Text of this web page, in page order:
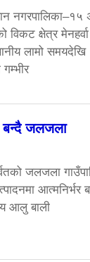
नगरपालिका–१५
विकट क्षेत्र मेनहर्वा
लामो समयदेखि
बन्दै जलजला
जलजला
आत्मनिर्भर
आलु बाली